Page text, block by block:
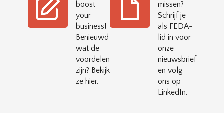
boost
your
business!
Benieuwd
wat de
voordelen
zijn? Bekijk
ze hier.
missen?
Schrijf je
als FEDA-
lid in voor
onze
nieuwsbrief
en volg
ons op
LinkedIn.